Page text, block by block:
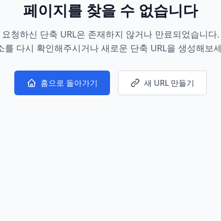
페이지를 찾을 수 없습니다
요청하신 단축 URL은 존재하지 않거나 만료되었습니다.
를 다시 확인해주시거나 새로운 단축 URL을 생성해보
홈으로 돌아가기 새 URL 만들기